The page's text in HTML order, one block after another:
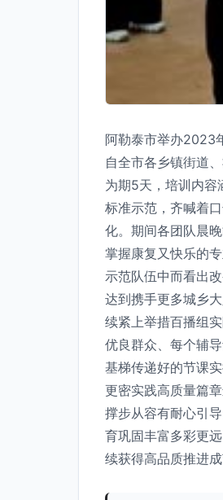
阿勒泰市举办2023
自全市各乡镇街道
为期5天，培训内容
标准示范，齐喊着
化。期间各团队晨
掌握康复又快乐的
示范队伍中而看出
达到携手更多城乡
续紧上举措百播组
优良群众、每个辅
基梯传递好的节课
更密实践高质量篇
撑步从容有耐心引
育巩固丰富多彩更
续获得高品质推进